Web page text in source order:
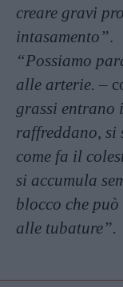
creare gravi
intasamento”.
“Possiamo
alle arterie. –
grassi entrano
raffreddano, si
come fa il
si accumula
blocco che
alle tubature”.